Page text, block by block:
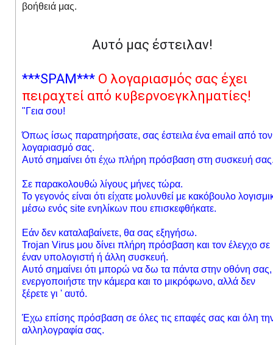
βοήθειά μας.
Αυτό μας έστειλαν!
***SPAM*** Ο λογαριασμός σας έχει
πειραχτεί από κυβερνοεγκληματίες!
"Γεια σου!
Όπως ίσως παρατηρήσατε, σας έστειλα ένα email από τον
λογαριασμό σας.
Αυτό σημαίνει ότι έχω πλήρη πρόσβαση στη συσκευή
Σε παρακολουθώ λίγους μήνες τώρα.
Το γεγονός είναι ότι είχατε μολυνθεί με κακόβουλο
μέσω ενός site ενηλίκων που επισκεφθήκατε.
Εάν δεν καταλαβαίνετε, θα σας εξηγήσω.
Trojan Virus μου δίνει πλήρη πρόσβαση και τον έλεγχο σε
έναν υπολογιστή ή άλλη συσκευή.
Αυτό σημαίνει ότι μπορώ να δω τα πάντα στην οθόνη σας,
ενεργοποιήστε την κάμερα και το μικρόφωνο, αλλά δεν
ξέρετε γι ' αυτό.
Έχω επίσης πρόσβαση σε όλες τις επαφές σας και όλη
αλληλογραφία σας.